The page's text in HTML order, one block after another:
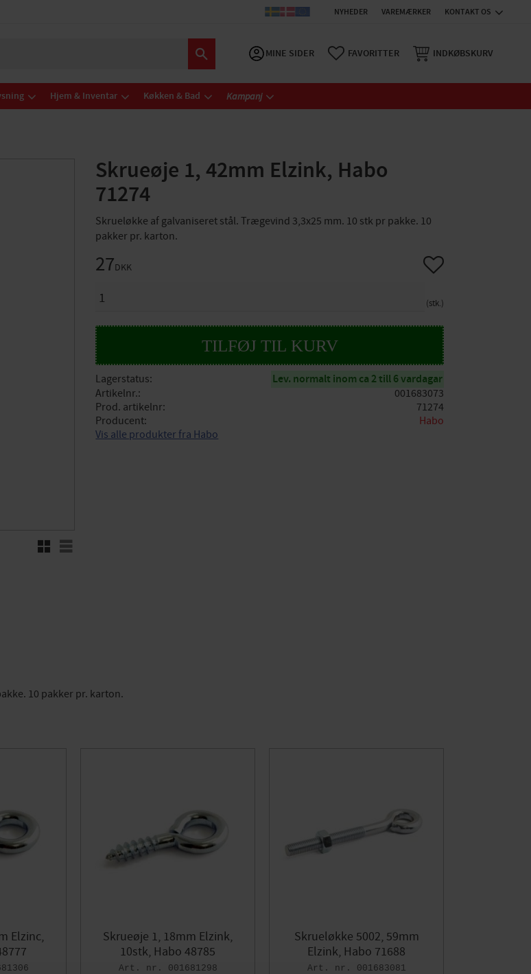
NYHEDER VAREMÆRKER KONTAKT OS
MINE SIDER FAVORITTER INDKØBSKURV
Hjem & Inventar Køkken & Bad Kampanj
Skrueøje 1, 42mm Elzink, Habo
71274
Skrueløkke af galvaniseret stål. Trægevind 3,3x25 mm. 10 stk pr pakke. 10
pakker pr. karton.
RutenettListe
27DKK
stk.
Gem som favorit
Lagerstatus Lev. normalt inom ca 2 till 6 vardagar
Artikelnr.
001683073
Prod. artikelnr
71274
Producent
Habo
Vis alle produkter fra Habo
10 pakker pr. karton.
Elzinc,
Skrueøje 1, 18mm Elzink,
10stk, Habo 48785
001681298
Skrueløkke 5002, 59mm
Elzink, Habo 71688
001683081